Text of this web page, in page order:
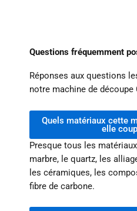
Questions fréquemment
Réponses aux questions
notre machine de découpe
Quels matériaux cette
elle
Presque tous les
marbre, le quartz, les
les céramiques, les
fibre de carbone.